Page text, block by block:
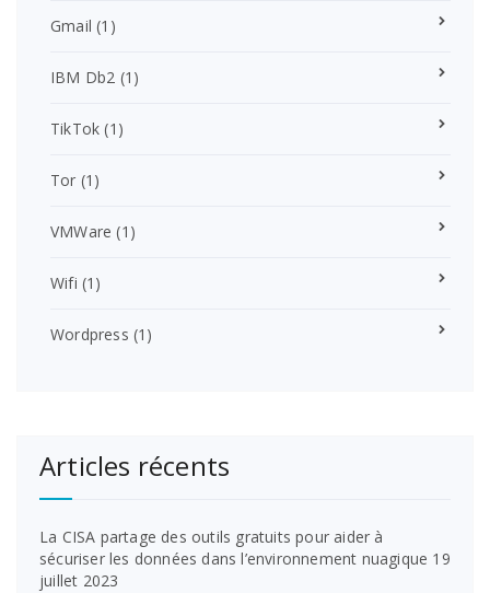
Gmail (1)
IBM Db2 (1)
TikTok (1)
Tor (1)
VMWare (1)
Wifi (1)
Wordpress (1)
Articles récents
La CISA partage des outils gratuits pour aider à
sécuriser les données dans l’environnement nuagique 19
juillet 2023